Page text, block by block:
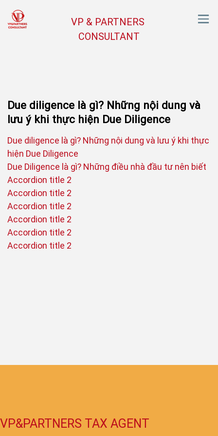
VP & PARTNERS
CONSULTANT
Due diligence là gì? Những nội dung và
lưu ý khi thực hiện Due Diligence
Due diligence là gì? Những nội dung và lưu ý khi thực
hiện Due Diligence
Due Diligence là gì? Những điều nhà đầu tư nên biết
Accordion title 2
Accordion title 2
Accordion title 2
Accordion title 2
Accordion title 2
Accordion title 2
VP&PARTNERS TAX AGENT